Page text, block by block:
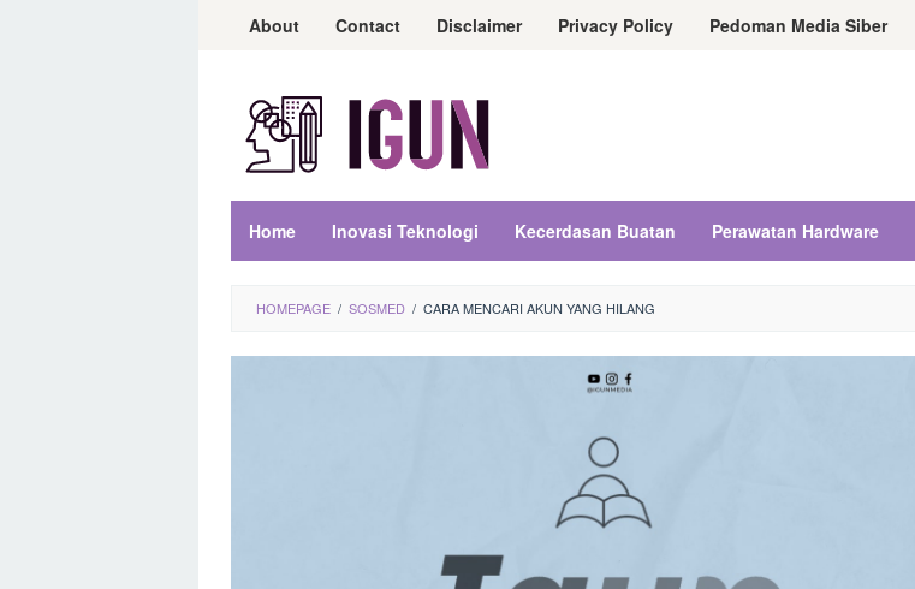
LoncatAbout Contact Disclaimer Privacy Policy Pedoman Media Siber
Home Inovasi Teknologi Kecerdasan Buatan Perawatan Hardware
HOMEPAGE / SOSMED / CARA MENCARI AKUN YANG HILANG